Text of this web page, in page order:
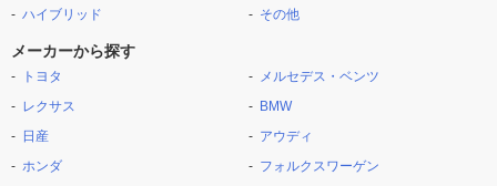
ハイブリッド
その他
メーカーから探す
トヨタ
レクサス
日産
ホンダ
メルセデス・ベンツ
BMW
アウディ
フォルクスワーゲン